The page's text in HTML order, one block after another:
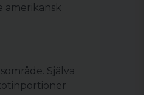
amerikansk
Själva